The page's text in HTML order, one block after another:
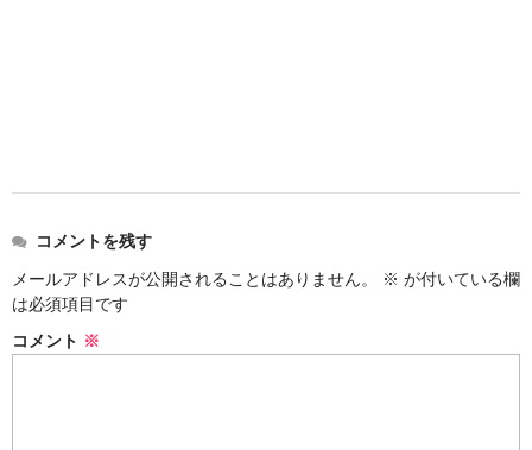
コメントを残す
メールアドレスが公開されることはありません。
※ が付いている欄
は必須項目です
コメント ※